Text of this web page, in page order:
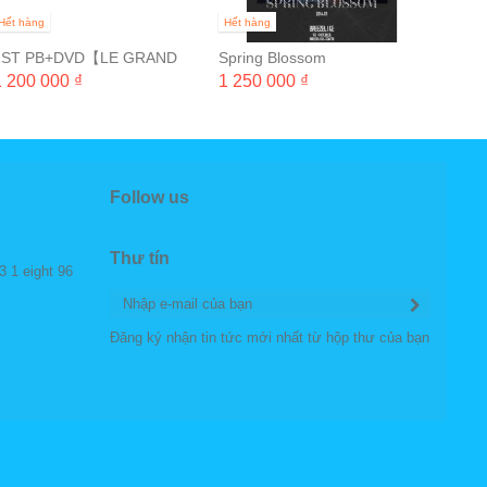
hàng
PB+DVD【LE GRAND
】REPRINT ORDER /
200 000 ₫
Hết hàng
Spring Blossom
1 250 000 ₫
1 eight 96
Follow us
Thư tín
Đăng ký nhận tin tức mới nhất từ hộp thư của bạn